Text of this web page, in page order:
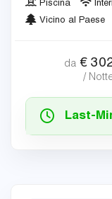
Piscina
Vicino al Paese
da €
/
Last-